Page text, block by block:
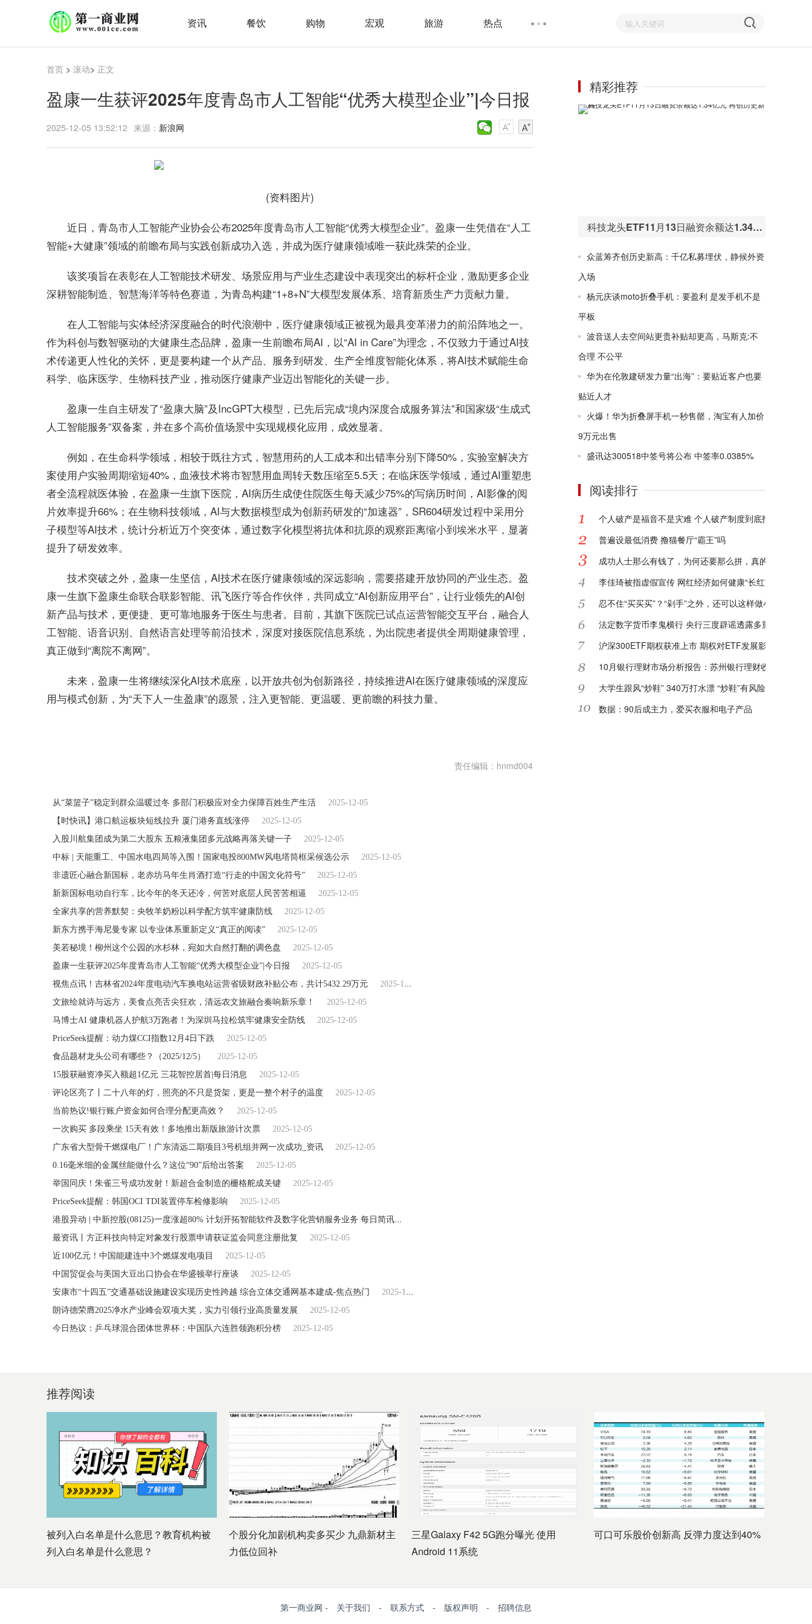
资讯 餐饮 购物 宏观 旅游 热点
首页 > 滚动> 正文
盈康一生获评2025年度青岛市人工智能“优秀大模型企业”|今日报
2025-12-05 13:52:12 来源： 新浪网
(资料图片)
近日，青岛市人工智能产业协会公布2025年度青岛市人工智能“优秀大模型企业”。盈康一生凭借在“人工
智能+大健康”领域的前瞻布局与实践创新成功入选，并成为医疗健康领域唯一获此殊荣的企业。
该奖项旨在表彰在人工智能技术研发、场景应用与产业生态建设中表现突出的标杆企业，激励更多企业
深耕智能制造、智慧海洋等特色赛道，为青岛构建“1+8+N”大模型发展体系、培育新质生产力贡献力量。
在人工智能与实体经济深度融合的时代浪潮中，医疗健康领域正被视为最具变革潜力的前沿阵地之一。
作为科创与数智驱动的大健康生态品牌，盈康一生前瞻布局AI，以“AI in Care”为理念，不仅致力于通过AI技
术传递更人性化的关怀，更是要构建一个从产品、服务到研发、生产全维度智能化体系，将AI技术赋能生命
科学、临床医学、生物科技产业，推动医疗健康产业迈出智能化的关键一步。
盈康一生自主研发了“盈康大脑”及IncGPT大模型，已先后完成“境内深度合成服务算法”和国家级“生成式
人工智能服务”双备案，并在多个高价值场景中实现规模化应用，成效显著。
例如，在生命科学领域，相较于既往方式，智慧用药的人工成本和出错率分别下降50%，实验室解决方
案使用户实验周期缩短40%，血液技术将市智慧用血周转天数压缩至5.5天；在临床医学领域，通过AI重塑患
者全流程就医体验，在盈康一生旗下医院，AI病历生成使住院医生每天减少75%的写病历时间，AI影像的阅
片效率提升66%；在生物科技领域，AI与大数据模型成为创新药研发的“加速器”，SR604研发过程中采用分
子模型等AI技术，统计分析近万个突变体，通过数字化模型将抗体和抗原的观察距离缩小到埃米水平，显著
提升了研发效率。
技术突破之外，盈康一生坚信，AI技术在医疗健康领域的深远影响，需要搭建开放协同的产业生态。盈
康一生旗下盈康生命联合联影智能、讯飞医疗等合作伙伴，共同成立“AI创新应用平台”，让行业领先的AI创
新产品与技术，更便捷、更可靠地服务于医生与患者。目前，其旗下医院已试点运营智能交互平台，融合人
工智能、语音识别、自然语言处理等前沿技术，深度对接医院信息系统，为出院患者提供全周期健康管理，
真正做到“离院不离网”。
未来，盈康一生将继续深化AI技术底座，以开放共创为创新路径，持续推进AI在医疗健康领域的深度应
用与模式创新，为“天下人一生盈康”的愿景，注入更智能、更温暖、更前瞻的科技力量。
责任编辑：hnmd004
从“菜篮子”稳定到群众温暖过冬 多部门积极应对全力保障百姓生产生活
2025-12-05
【时快讯】港口航运板块短线拉升 厦门港务直线涨停
2025-12-05
入股川航集团成为第二大股东 五粮液集团多元战略再落关键一子
2025-12-05
中标 | 天能重工、中国水电四局等入围！国家电投800MW风电塔筒框采候选公示
2025-12-05
非遗匠心融合新国标，老赤坊马年生肖酒打造“行走的中国文化符号”
2025-12-05
新新国标电动自行车，比今年的冬天还冷，何苦对底层人民苦苦相逼
2025-12-05
全家共享的营养默契：央牧羊奶粉以科学配方筑牢健康防线
2025-12-05
新东方携手海尼曼专家 以专业体系重新定义“真正的阅读”
2025-12-05
美若秘境！柳州这个公园的水杉林，宛如大自然打翻的调色盘
2025-12-05
盈康一生获评2025年度青岛市人工智能“优秀大模型企业”|今日报
2025-12-05
视焦点讯！吉林省2024年度电动汽车换电站运营省级财政补贴公布，共计5432.29万元
2025-12-05
文旅绘就诗与远方，美食点亮舌尖狂欢，清远农文旅融合奏响新乐章！
2025-12-05
马博士AI 健康机器人护航3万跑者！为深圳马拉松筑牢健康安全防线
2025-12-05
PriceSeek提醒：动力煤CCI指数12月4日下跌
2025-12-05
食品题材龙头公司有哪些？（2025/12/5）
2025-12-05
15股获融资净买入额超1亿元 三花智控居首|每日消息
2025-12-05
评论区亮了丨二十八年的灯，照亮的不只是货架，更是一整个村子的温度
2025-12-05
当前热议!银行账户资金如何合理分配更高效？
2025-12-05
一次购买 多段乘坐 15天有效！多地推出新版旅游计次票
2025-12-05
广东省大型骨干燃煤电厂！广东清远二期项目3号机组并网一次成功_资讯
2025-12-05
0.16毫米细的金属丝能做什么？这位“90”后给出答案
2025-12-05
举国同庆！朱雀三号成功发射！新超合金制造的栅格舵成关键
2025-12-05
PriceSeek提醒：韩国OCI TDI装置停车检修影响
2025-12-05
港股异动 | 中新控股(08125)一度涨超80% 计划开拓智能软件及数字化营销服务业务 每日简讯
最资讯丨方正科技向特定对象发行股票申请获证监会同意注册批复
2025-12-05
近100亿元！中国能建连中3个燃煤发电项目
2025-12-05
中国贸促会与美国大豆出口协会在华盛顿举行座谈
2025-12-05
安康市“十四五”交通基础设施建设实现历史性跨越 综合立体交通网基本建成-焦点热门
2025-12-05
朗诗德荣膺2025净水产业峰会双项大奖，实力引领行业高质量发展
2025-12-05
今日热议：乒乓球混合团体世界杯：中国队六连胜领跑积分榜
2025-12-05
精彩推荐
科技龙头ETF11月13日融资余额达1.34亿元 再创历史新高
众蓝筹齐创历史新高：千亿私募埋伏，静候外资
入场
杨元庆谈moto折叠手机：要盈利 是发手机不是
平板
波音送人去空间站更贵补贴却更高，马斯克:不
合理 不公平
华为在伦敦建研发力量“出海”：要贴近客户也要
贴近人才
火爆！华为折叠屏手机一秒售罄，淘宝有人加价
9万元出售
盛讯达300518中签号将公布 中签率0.0385%
阅读排行
个人破产是福音不是灾难 个人破产制度到底指的是什么?
普遍设最低消费 撸猫餐厅“霸王”吗
成功人士那么有钱了，为何还要那么拼，真的对钱那么
李佳琦被指虚假宣传 网红经济如何健康“长红”?
忍不住“买买买”？“剁手”之外，还可以这样做小额理财
法定数字货币李鬼横行 央行三度辟谣透露多重信息
沪深300ETF期权获准上市 期权对ETF发展影响深远
10月银行理财市场分析报告：苏州银行理财收益率进入
大学生跟风“炒鞋” 340万打水漂 “炒鞋”有风险该如何防范
数据：90后成主力，爱买衣服和电子产品
推荐阅读
被列入白名单是什么意思？教育机构被
列入白名单是什么意思？
个股分化加剧机构卖多买少 九鼎新材主
力低位回补
三星Galaxy F42 5G跑分曝光 使用
Android 11系统
可口可乐股价创新高 反弹力度达到40%
第一商业网 - 关于我们 - 联系方式 - 版权声明 - 招聘信息